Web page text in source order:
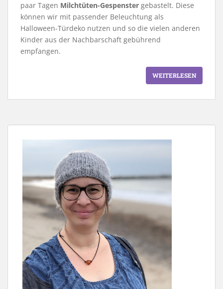
paar Tagen Milchtüten-Gespenster gebastelt. Diese
können wir mit passender Beleuchtung als
Halloween-Türdeko nutzen und so die vielen anderen
Kinder aus der Nachbarschaft gebührend
empfangen.
WEITERLESEN